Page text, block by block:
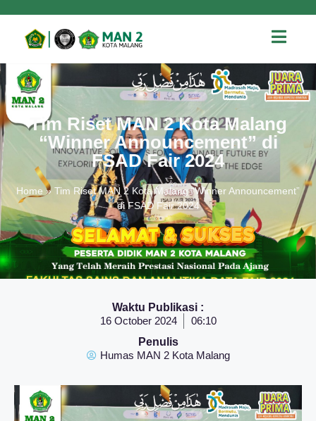
Tim Riset MAN 2 Kota Malang
“Winner Announcement” di
FSAD Fair 2024
Home » Tim Riset MAN 2 Kota Malang “Winner Announcement”
di FSAD Fair 2024
Waktu Publikasi :
16 October 2024
06:10
Penulis
Humas MAN 2 Kota Malang